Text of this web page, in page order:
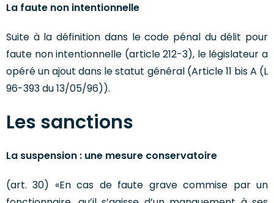
La faute non intentionnelle
Suite à la définition dans le code pénal du délit pour
faute non intentionnelle (article 212-3), le législateur a
opéré un ajout dans le statut général (Article 11 bis A (L
96-393 du 13/05/96)).
Les sanctions
La suspension : une mesure conservatoire
(art. 30) «En cas de faute grave commise par un